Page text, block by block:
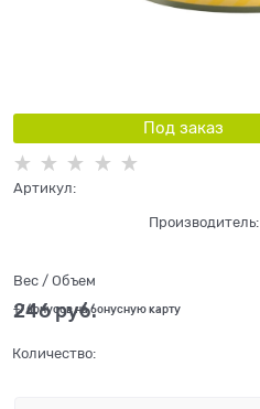
Под заказ
Артикул:
Производитель:
Вес / Объем
246 руб.
+7 бонусов на бонусную карту
Количество: